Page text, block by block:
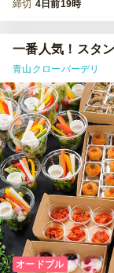
締切 4日前19時
一番人気！スタ
青山クローバーデリ
オードブル